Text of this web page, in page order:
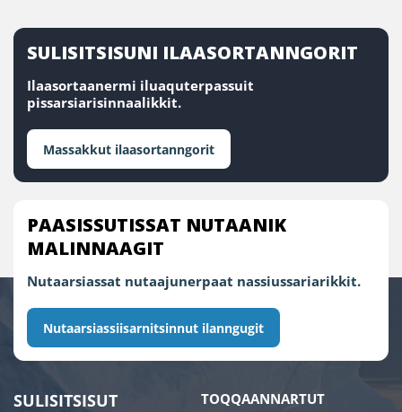
SULISITSISUNI ILAASORTANNGORIT
Ilaasortaanermi iluaquterpassuit
pissarsiarisinnaalikkit.
Massakkut ilaasortanngorit
PAASISSUTISSAT NUTAANIK
MALINNAAGIT
Nutaarsiassat nutaajunerpaat nassiussariarikkit.
Nutaarsiassiisarnitsinnut ilanngugit
SULISITSISUT
TOQQAANNARTUT